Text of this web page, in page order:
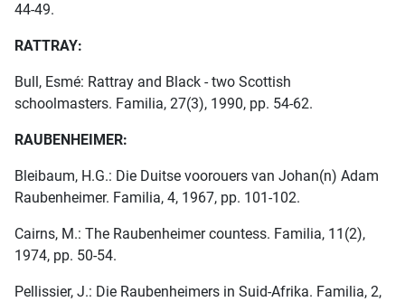
44-49.
RATTRAY:
Bull, Esmé: Rattray and Black - two Scottish
schoolmasters. Familia, 27(3), 1990, pp. 54-62.
RAUBENHEIMER:
Bleibaum, H.G.: Die Duitse voorouers van Johan(n) Adam
Raubenheimer. Familia, 4, 1967, pp. 101-102.
Cairns, M.: The Raubenheimer countess. Familia, 11(2),
1974, pp. 50-54.
Pellissier, J.: Die Raubenheimers in Suid-Afrika. Familia, 2,